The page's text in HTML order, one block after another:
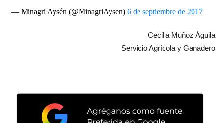
— Minagri Aysén (@MinagriAysen) 6 de septiembre de 2017
Cecilia Muñoz Águila
Servicio Agrícola y Ganadero